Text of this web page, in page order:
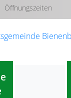
Öffnungszeiten